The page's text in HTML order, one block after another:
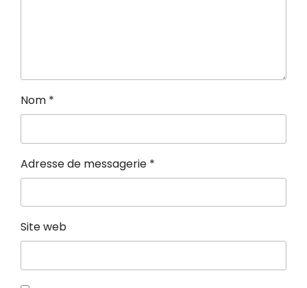
Nom *
Adresse de messagerie *
Site web